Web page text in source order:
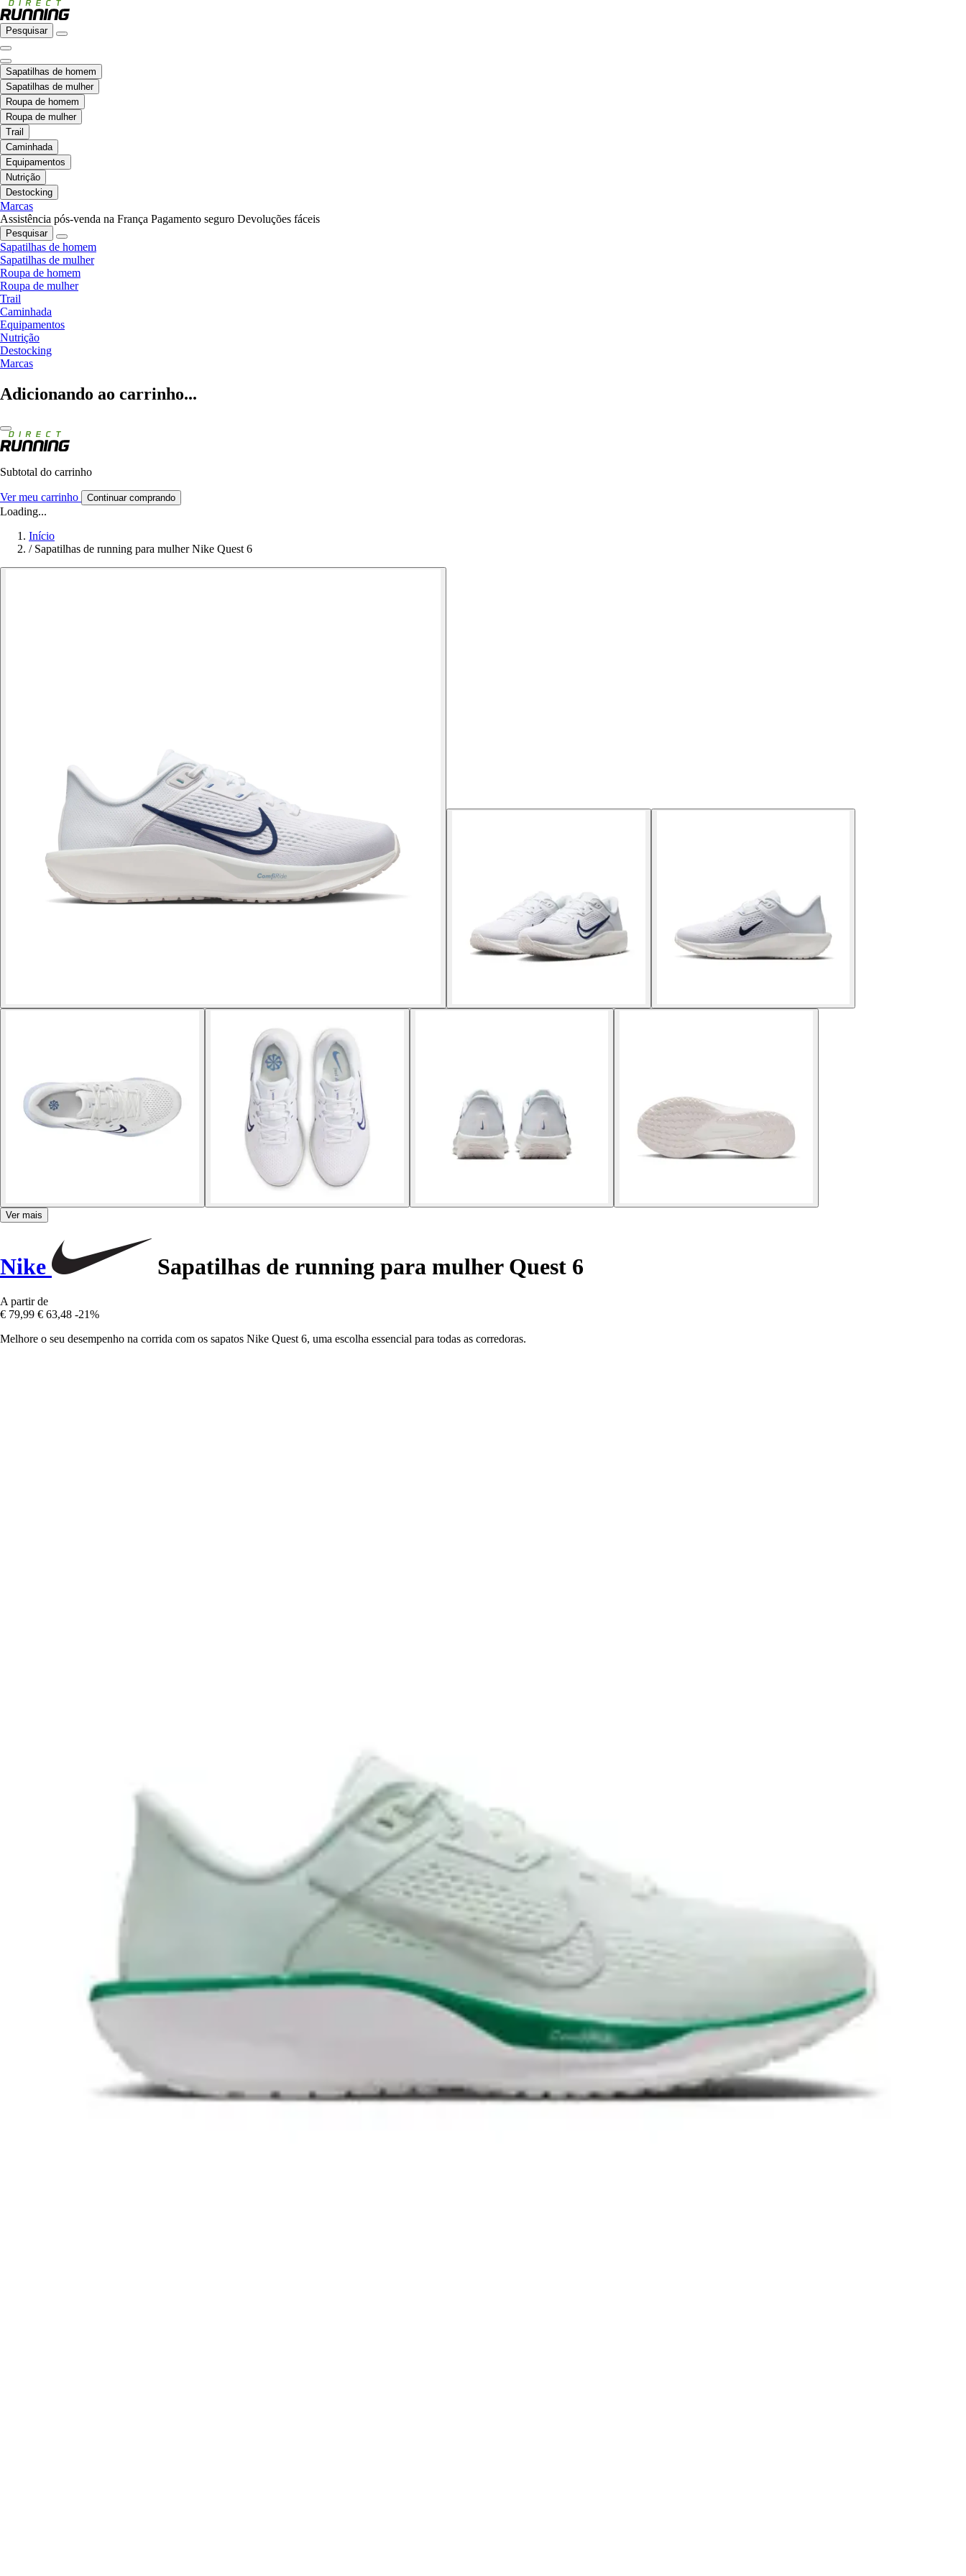
Pesquisar
Sapatilhas de homem
Sapatilhas de mulher
Roupa de homem
Roupa de mulher
Trail
Caminhada
Equipamentos
Nutrição
Destocking
Marcas
Assistência pós-venda na França Pagamento seguro Devoluções fáceis
Pesquisar
Sapatilhas de homem
Sapatilhas de mulher
Roupa de homem
Roupa de mulher
Trail
Caminhada
Equipamentos
Nutrição
Destocking
Marcas
Adicionando ao carrinho...
Subtotal do carrinho
Ver meu carrinho Continuar comprando
Loading...
Início
/ Sapatilhas de running para mulher Nike Quest 6
Ver mais
Nike Sapatilhas de running para mulher Quest 6
A partir de
€ 79,99 € 63,48 -21%
Melhore o seu desempenho na corrida com os sapatos Nike Quest 6, uma escolha essencial para todas as corredoras.